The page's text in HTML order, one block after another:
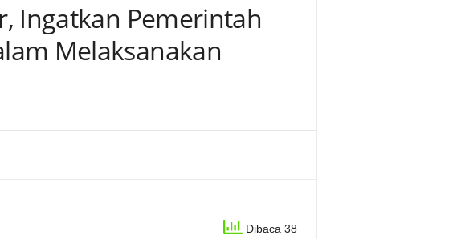
Ingatkan Pemerintah
Melaksanakan
Dibaca 38